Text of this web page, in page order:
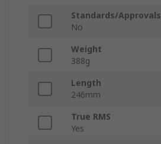
Standards/Approvals
No
Weight
388g
Length
246mm
True RMS
Yes